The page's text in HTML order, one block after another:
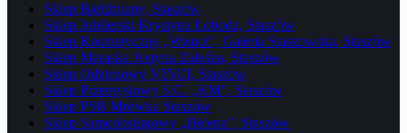
Sklep Bieliźniany, Staszów
Sklep Jubilerski Krystyna Łoboda, Staszów
Sklep Kosmetyczny „Wispol”, Galeria Staszowska, Staszów
Sklep Maraska Justyna Zaleśna, Staszów
Sklep Odzieżowy VINCI, Staszów
Sklep Przemysłowy S.C. „KM”, Staszów
Sklep PSB Mrówka Staszów
Sklep Samoobsługowy „Helena”, Staszów